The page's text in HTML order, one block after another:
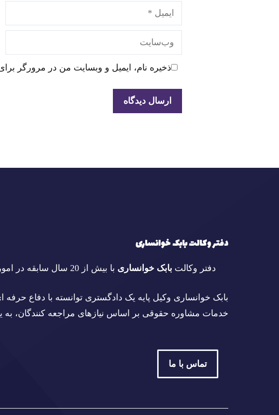
ایمیل
وب‌سایت
ذخیره نام، ایمیل و وبسایت من در مرورگر
دفتر وکالت بابک خوانساری
دفتر وکالت بابک خوانساری با بیش از 20 سال سابقه در امور حقوقی فعالیت می‌کند.
بابک خوانساری وکیل پایه یک دادگستری توانسته با دفاع حرفه
خدمات مشاوره حقوقی بر اساس نیازهای مراجعه کنندگان، به
تماس با ما